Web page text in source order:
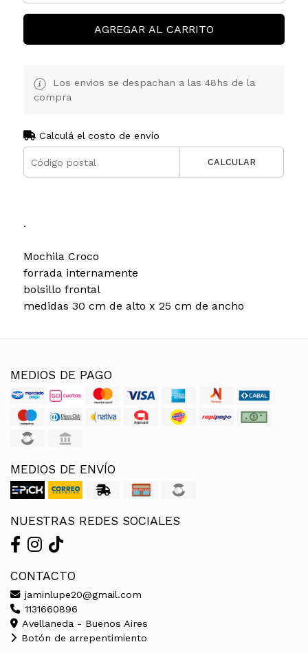
AGREGAR AL CARRITO
Los envios se despachan a las 48hs de la
compra
Calculá el costo de envío
CALCULAR
.
Mochila Croco
forrada internamente
bolsillo frontal
medidas 30 cm de alto x 25 cm de ancho
MEDIOS DE PAGO
MEDIOS DE ENVÍO
NUESTRAS REDES SOCIALES
CONTACTO
jaminlupe20@gmail.com
1131660896
Avellaneda - Buenos Aires
Botón de arrepentimiento